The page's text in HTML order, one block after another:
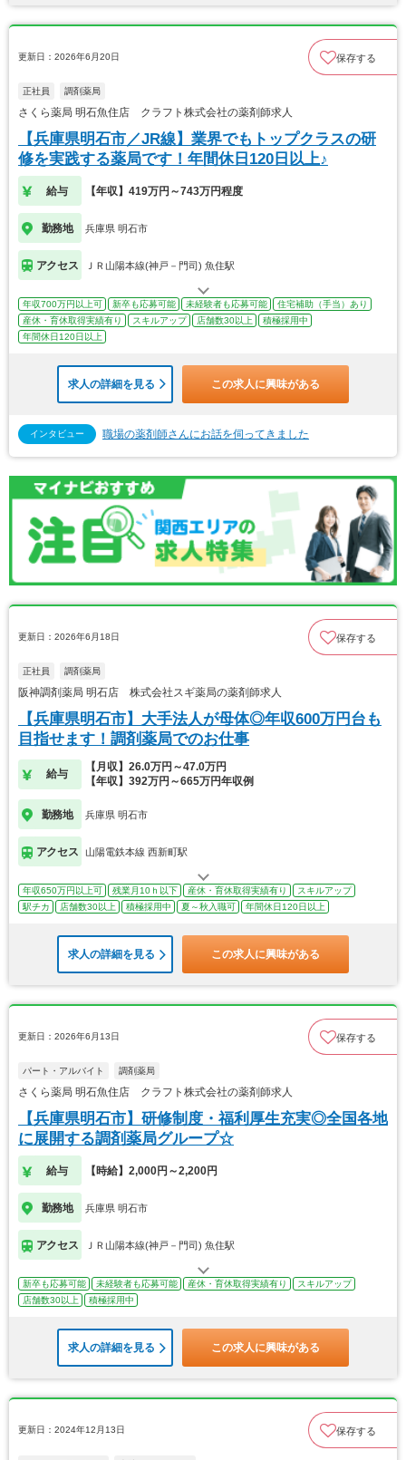
更新日：2026年6月20日 保存する
正社員 調剤薬局
さくら薬局 明石魚住店 クラフト株式会社の薬剤師求人
【兵庫県明石市／JR線】業界でもトップクラスの研
修を実践する薬局です！年間休日120日以上♪
給与 【年収】419万円～743万円程度
勤務地 兵庫県 明石市
アクセス ＪＲ山陽本線(神戸－門司) 魚住駅
年収700万円以上可 新卒も応募可能 未経験者も応募可能
住宅補助（手当）あり
産休・育休取得実績有り
スキルアップ 店舗数30以上
積極採用中
年間休日120日以上
求人の詳細を見る この求人に興味がある
インタビュー 職場の薬剤師さんにお話を伺ってきました
更新日：2026年6月18日 保存する
正社員 調剤薬局
阪神調剤薬局 明石店 株式会社スギ薬局の薬剤師求人
【兵庫県明石市】大手法人が母体◎年収600万円台も
目指せます！調剤薬局でのお仕事
給与
【月収】26.0万円～47.0万円
【年収】392万円～665万円年収例
勤務地 兵庫県 明石市
アクセス 山陽電鉄本線 西新町駅
年収650万円以上可 残業月10ｈ以下 産休・育休取得実績有り
スキルアップ
駅チカ
店舗数30以上 積極採用中 夏～秋入職可 年間休日120日以上
求人の詳細を見る この求人に興味がある
更新日：2026年6月13日 保存する
パート・アルバイト 調剤薬局
さくら薬局 明石魚住店 クラフト株式会社の薬剤師求人
【兵庫県明石市】研修制度・福利厚生充実◎全国各地
に展開する調剤薬局グループ☆
給与 【時給】2,000円～2,200円
勤務地 兵庫県 明石市
アクセス ＪＲ山陽本線(神戸－門司) 魚住駅
新卒も応募可能 未経験者も応募可能 産休・育休取得実績有り
スキルアップ
店舗数30以上
積極採用中
求人の詳細を見る この求人に興味がある
更新日：2024年12月13日 保存する